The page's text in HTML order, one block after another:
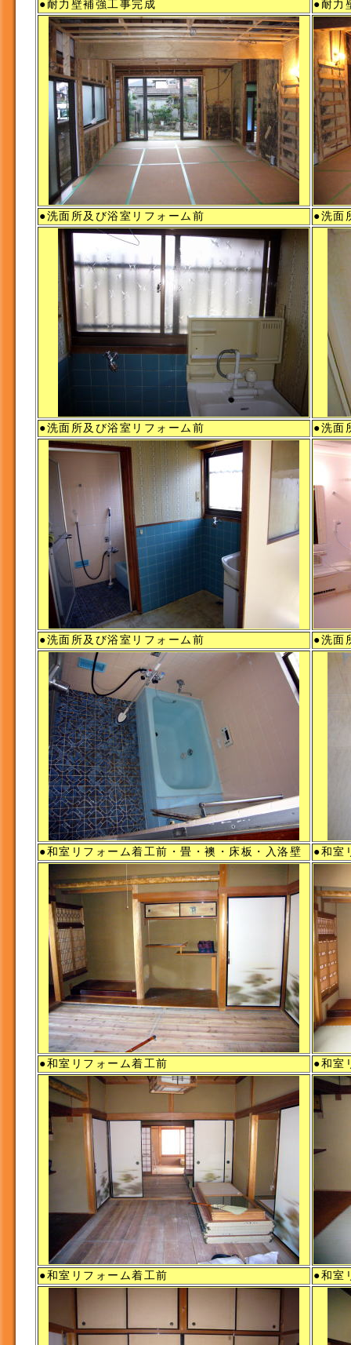
●耐力壁補強工事完成 ●耐力
●洗面所及び浴室リフォーム前 ●洗面
●洗面所及び浴室リフォーム前 ●洗面
●洗面所及び浴室リフォーム前 ●洗面
●和室リフォーム着工前・畳・襖・床板・入洛壁 ●和室
●和室リフォーム着工前 ●和室
●和室リフォーム着工前 ●和室